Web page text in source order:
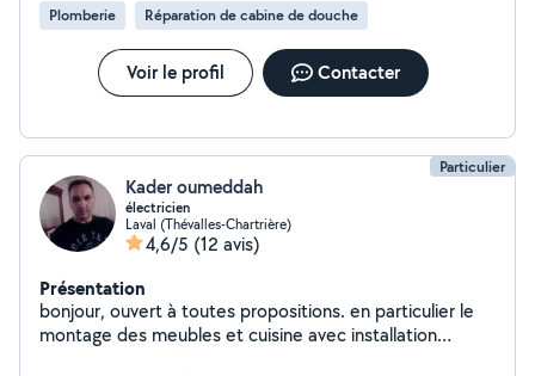
Plomberie Réparation de cabine de douche
Voir le profil Contacter
Particulier
Kader oumeddah
électricien
Laval (Thévalles-Chartrière)
4,6/5 (12 avis)
Présentation
bonjour, ouvert à toutes propositions. en particulier le
montage des meubles et cuisine avec installation